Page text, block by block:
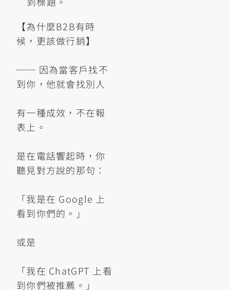
【為什麼B2B有時
候，更該做行銷】
── 因為當客戶找不
到你，他就會找別人
有一種成效，不在報
表上。
是在電話響起時，你
聽見對方說的那句：
「我是在 Google 上
看到你們的。」
或是
「我在 ChatGPT 上看
到你們被推薦。」